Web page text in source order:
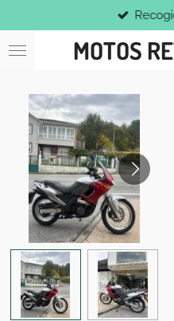
al
contenido
MOTOS